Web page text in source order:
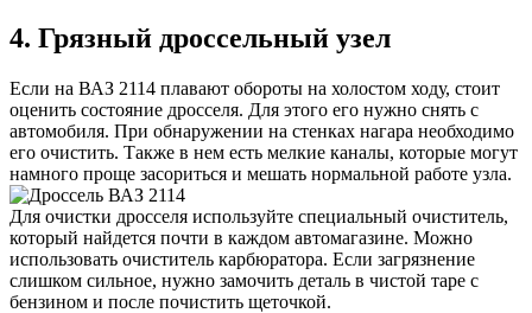
4. Грязный дроссельный узел
Если на ВАЗ 2114 плавают обороты на холостом ходу, стоит
оценить состояние дросселя. Для этого его нужно снять с
автомобиля. При обнаружении на стенках нагара необходимо
его очистить. Также в нем есть мелкие каналы, которые могут
намного проще засориться и мешать нормальной работе узла.
Для очистки дросселя используйте специальный очиститель,
который найдется почти в каждом автомагазине. Можно
использовать очиститель карбюратора. Если загрязнение
слишком сильное, нужно замочить деталь в чистой таре с
бензином и после почистить щеточкой.